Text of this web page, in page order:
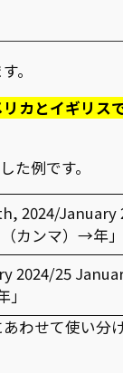
。
カとイギリス
た例です。
2024/January
カンマ）→年
2024/25
わせて使い分